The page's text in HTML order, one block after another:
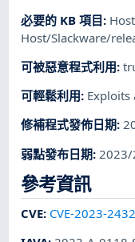
必要的 KB 項目:
Host/Slackware/
可被惡意程式利用:
可輕鬆利用: Exploits
修補程式發佈日期:
弱點發布日期:
參考資訊
CVE: CVE-2023-